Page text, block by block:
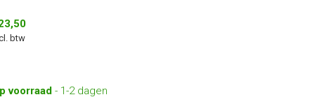
btw
voorraad - 1-2 dagen